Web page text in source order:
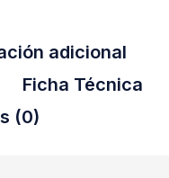
adicional
Ficha Técnica
(0)